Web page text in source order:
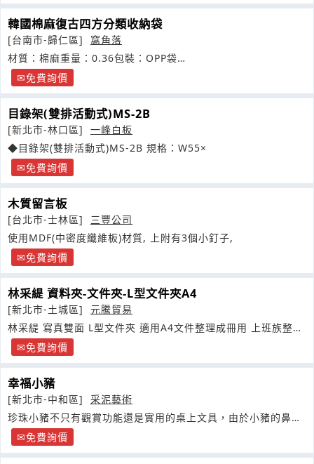
韓國棉麻復古四方分類收納袋
[台南市-歸仁區]
窩角落
材質：棉麻重量：0.36包裝：OPP袋
http://www.pkideas.com.tw
免費詢價
目錄架(雙排活動式)MS-2B
[新北市-林口區]
一峰白板
◆目錄架(雙排活動式)MS-2B 規格：W55×
免費詢價
木質留言板
[台北市-士林區]
三豐公司
使用MDF(中密度纖維板)材質, 上附有3個小釘子,
免費詢價
林采緹 資料夾-文件夾-L型文件夾A4
[新北市-土城區]
元騰貿易
林采緹 寫真雙面 L型文件夾 適用A4文件整理成冊用 上班族整理
簡報或歸納簡易文件用
免費詢價
幸福小豬
[新北市-中和區]
采泥藝術
珍珠小豬不只有觀賞功能還是實用的桌上文具，由於小豬的鼻子
與腳具有吸鐵功能
免費詢價